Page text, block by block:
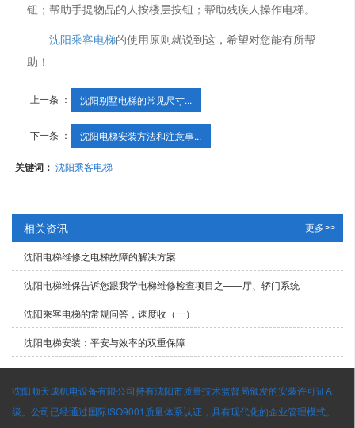
钮；帮助手提物品的人按楼层按钮；帮助残疾人操作电梯。
沈阳乘客电梯的使用原则就说到这，希望对您能有所帮
助！
上一条 ： 沈阳别墅电梯​的常见尺寸...
下一条 ： 沈阳电梯安装方法和注意事...
关键词：沈阳乘客电梯
相关资讯 更多>>
沈阳电梯维修之电梯故障的解决方案
沈阳电梯维保告诉您跟我学电梯维修检查项目之——厅、轿门系统
沈阳乘客电梯的常规问答，速度收（一）
沈阳电梯安装：平安与效率的双重保障
沈阳顺天成机电设备有限公司持有沈阳市质量技术监督局颁发的安装许可证A
级。公司已经通过国际ISO9001质量体系认证，具有现代化的企业管理模式。